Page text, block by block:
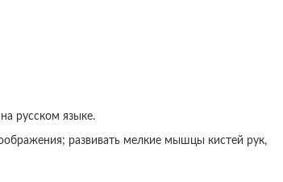
русском языке.
развивать мелкие мышцы кистей рук,